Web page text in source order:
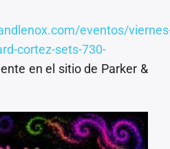
eventos/
cortez-sets-730-
en el sitio de Parker &